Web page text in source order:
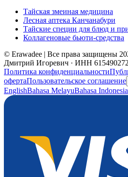
Тайская змеиная медицина
Лесная аптека Канчанабури
Тайские специи для блюд и
Коллагеновые бьюти-средства
© Erawadee | Все права защищены
Дмитрий Игоревич · ИНН
Политика конфиденциальности
офертаПользовательское соглашение
EnglishBahasa MelayuBahasa Indonesia